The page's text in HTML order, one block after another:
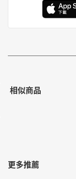
相似商品
更多推薦